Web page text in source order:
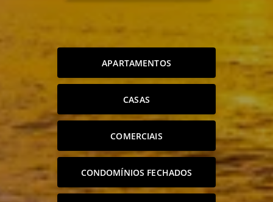
APARTAMENTOS
CASAS
COMERCIAIS
CONDOMÍNIOS FECHADOS